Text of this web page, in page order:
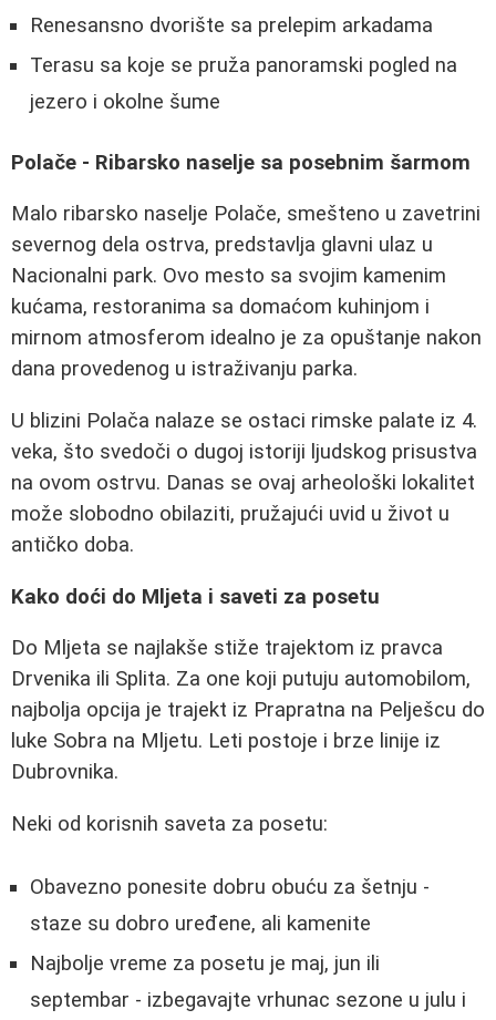
Renesansno dvorište sa prelepim arkadama
Terasu sa koje se pruža panoramski pogled na
jezero i okolne šume
Polače - Ribarsko naselje sa posebnim šarmom
Malo ribarsko naselje Polače, smešteno u zavetrini
severnog dela ostrva, predstavlja glavni ulaz u
Nacionalni park. Ovo mesto sa svojim kamenim
kućama, restoranima sa domaćom kuhinjom i
mirnom atmosferom idealno je za opuštanje nakon
dana provedenog u istraživanju parka.
U blizini Polača nalaze se ostaci rimske palate iz 4.
veka, što svedoči o dugoj istoriji ljudskog prisustva
na ovom ostrvu. Danas se ovaj arheološki lokalitet
može slobodno obilaziti, pružajući uvid u život u
antičko doba.
Kako doći do Mljeta i saveti za posetu
Do Mljeta se najlakše stiže trajektom iz pravca
Drvenika ili Splita. Za one koji putuju automobilom,
najbolja opcija je trajekt iz Prapratna na Pelješcu do
luke Sobra na Mljetu. Leti postoje i brze linije iz
Dubrovnika.
Neki od korisnih saveta za posetu:
Obavezno ponesite dobru obuću za šetnju -
staze su dobro uređene, ali kamenite
Najbolje vreme za posetu je maj, jun ili
septembar - izbegavajte vrhunac sezone u julu i